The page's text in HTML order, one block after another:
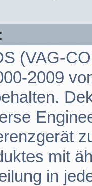
(VAG-
2009
mit
in